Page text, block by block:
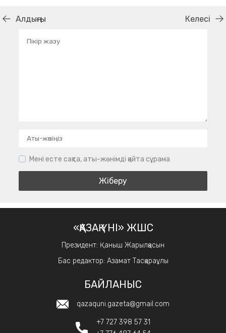
Алдыңғы Келесі
Мені есте сақта, аты-жөнімді қайта сұрама
«ҚАЗАҚ ҮНІ» ЖШС
Президент: Қаныш Жарылқасын
Бас редактор: Азамат Тасқараұлы
БАЙЛАНЫС
qazaquni.gazeta@gmail.com
+7 727 398 57 31